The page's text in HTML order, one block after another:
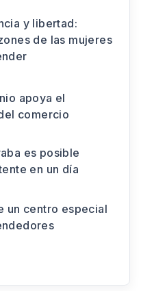
y libertad:
de las mujeres
apoya el
comercio
es posible
en un día
un centro especial